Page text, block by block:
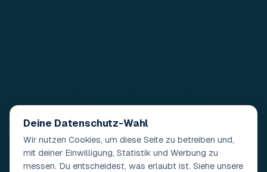
Deine Datenschutz-Wahl
Wir nutzen Cookies, um diese Seite zu betreiben und,
mit deiner Einwilligung, Statistik und Werbung zu
messen. Du entscheidest, was erlaubt ist. Siehe unsere